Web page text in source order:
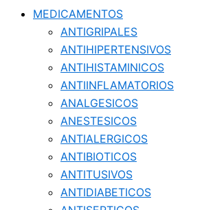
MEDICAMENTOS
ANTIGRIPALES
ANTIHIPERTENSIVOS
ANTIHISTAMINICOS
ANTIINFLAMATORIOS
ANALGESICOS
ANESTESICOS
ANTIALERGICOS
ANTIBIOTICOS
ANTITUSIVOS
ANTIDIABETICOS